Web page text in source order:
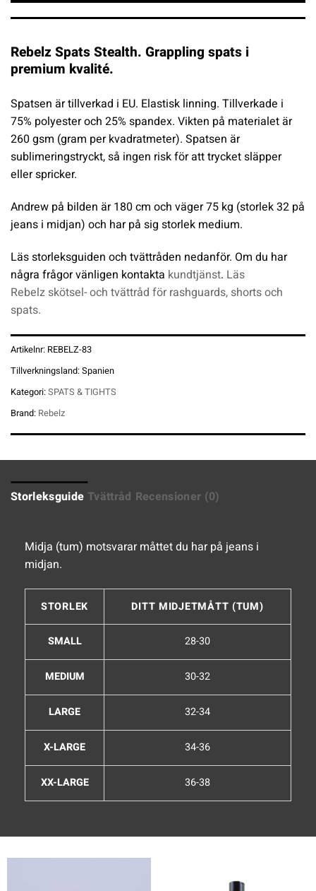
Rebelz Spats Stealth. Grappling spats i
premium kvalité.
Spatsen är tillverkad i EU. Elastisk linning. Tillverkade i
75% polyester och 25% spandex. Vikten på materialet är
260 gsm (gram per kvadratmeter). Spatsen är
sublimeringstryckt, så ingen risk för att trycket släpper
eller spricker.
Andrew på bilden är 180 cm och väger 75 kg (storlek 32 på
jeans i midjan) och har på sig storlek medium.
Läs storleksguiden och tvättråden nedanför. Om du har
några frågor vänligen kontakta kundtjänst. Läs
Rebelz skötsel- och tvättråd för rashguards, shorts och
spats.
Artikelnr: REBELZ-83
Tillverkningsland:Spanien
Kategori:SPATS & TIGHTS
Brand: Rebelz
Storleksguide Tvättråd Recensioner (0)
Midja (tum) motsvarar måttet du har på jeans i
midjan.
STORLEK DITT MIDJETMÅTT (TUM)
SMALL 28-30
MEDIUM 30-32
LARGE 32-34
X-LARGE 34-36
XX-LARGE 36-38